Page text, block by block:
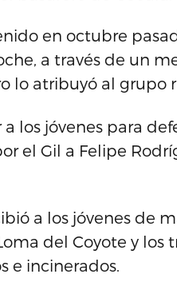
en octubre
a través de un
atribuyó al grupo
los jóvenes para
el Gil a Felipe
a los jóvenes de
del Coyote y los
e incinerados.